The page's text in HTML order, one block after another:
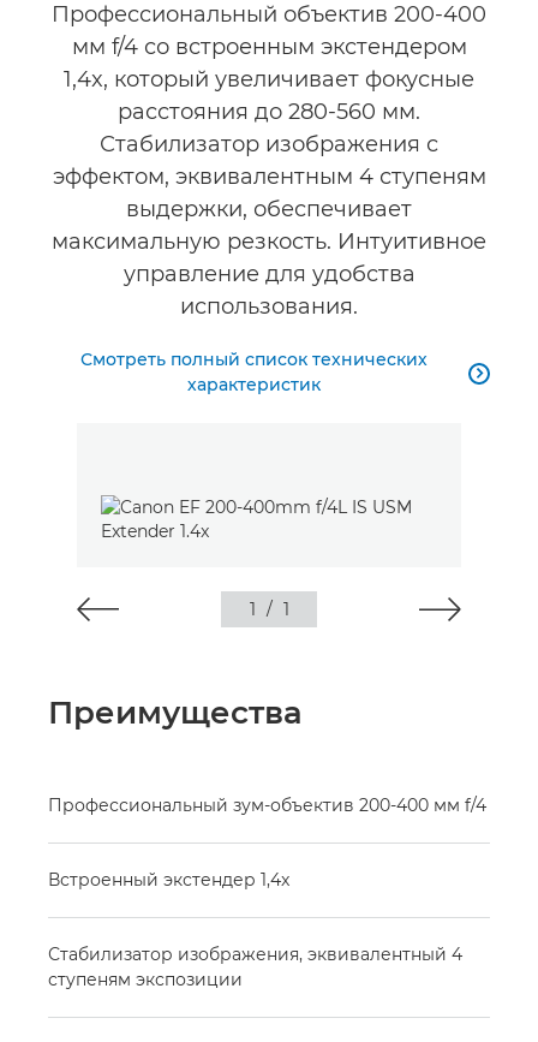
Профессиональный объектив 200-400
мм f/4 со встроенным экстендером
1,4x, который увеличивает фокусные
расстояния до 280-560 мм.
Стабилизатор изображения с
эффектом, эквивалентным 4 ступеням
выдержки, обеспечивает
максимальную резкость. Интуитивное
управление для удобства
использования.
Смотреть полный список технических
характеристик

1 / 1
Преимущества
Профессиональный зум-объектив 200-400 мм f/4
Встроенный экстендер 1,4x
Стабилизатор изображения, эквивалентный 4
ступеням экспозиции